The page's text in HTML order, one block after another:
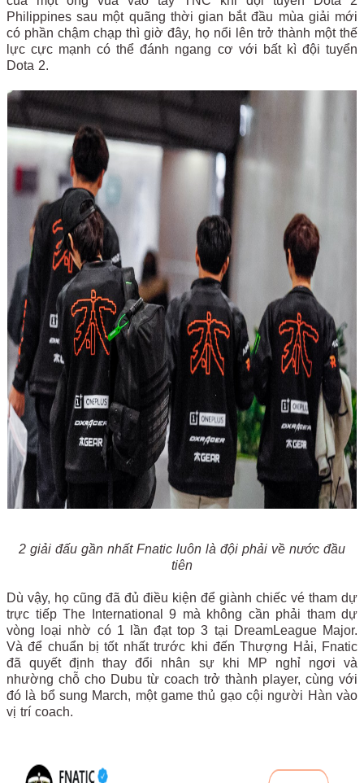
Philippines sau một quãng thời gian bắt đầu mùa giải mới
có phần chậm chạp thì giờ đây, họ nổi lên trở thành một thế
lực cực mạnh có thể đánh ngang cơ với bất kì đội tuyển
Dota 2.
2 giải đấu gần nhất Fnatic luôn là đội phải về nước đầu
tiên
Dù vậy, họ cũng đã đủ điều kiện để giành chiếc vé tham dự
trực tiếp The International 9 mà không cần phải tham dự
vòng loại nhờ có 1 lần đạt top 3 tại DreamLeague Major.
Và để chuẩn bị tốt nhất trước khi đến Thượng Hải, Fnatic
đã quyết định thay đổi nhân sự khi MP nghỉ ngơi và
nhường chỗ cho Dubu từ coach trở thành player, cùng với
đó là bổ sung March, một game thủ gạo cội người Hàn vào
vị trí coach.